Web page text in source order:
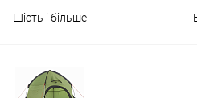
Шість і більше